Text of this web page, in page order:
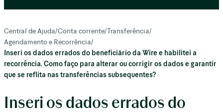
Central de Ajuda/Conta corrente/Transferência/
Agendamento e Recorrência/
Inseri os dados errados do beneficiário da Wire e habilitei a
recorrência. Como faço para alterar ou corrigir os dados e garantir
que se reflita nas transferências subsequentes?
Inseri os dados errados do